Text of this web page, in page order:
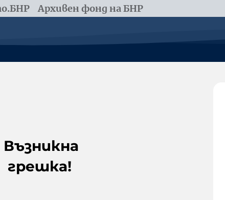
Архивен фонд на БНР
Възникна
грешка!